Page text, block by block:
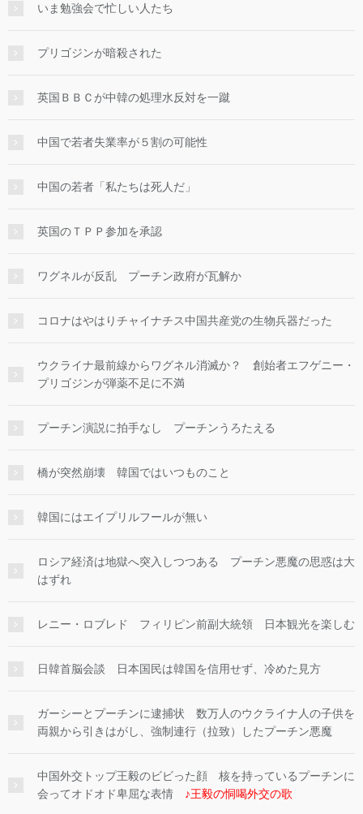
いま勉強会で忙しい人たち
プリゴジンが暗殺された
英国ＢＢＣが中韓の処理水反対を一蹴
中国で若者失業率が５割の可能性
中国の若者「私たちは死人だ」
英国のＴＰＰ参加を承認
ワグネルが反乱 プーチン政府が瓦解か
コロナはやはりチャイナチス中国共産党の生物兵器だった
ウクライナ最前線からワグネル消滅か？ 創始者エフゲニー・
プリゴジンが弾薬不足に不満
プーチン演説に拍手なし プーチンうろたえる
橋が突然崩壊 韓国ではいつものこと
韓国にはエイプリルフールが無い
ロシア経済は地獄へ突入しつつある プーチン悪魔の思惑は大
はずれ
レニー・ロブレド フィリピン前副大統領 日本観光を楽しむ
日韓首脳会談 日本国民は韓国を信用せず、冷めた見方
ガーシーとプーチンに逮捕状 数万人のウクライナ人の子供を
両親から引きはがし、強制連行（拉致）したプーチン悪魔
中国外交トップ王毅のビビった顔 核を持っているプーチンに
会ってオドオド卑屈な表情 ♪王毅の恫喝外交の歌